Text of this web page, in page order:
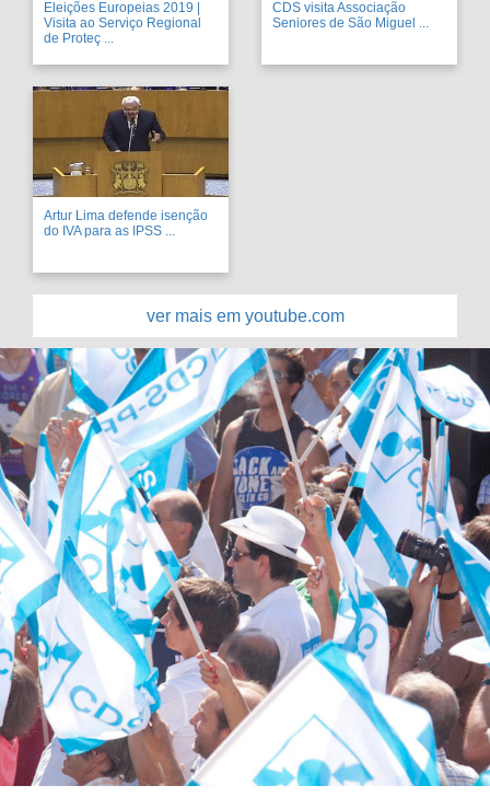
Eleições Europeias 2019 |
Visita ao Serviço Regional
de Proteç ...
CDS visita Associação
Seniores de São Miguel ...
Artur Lima defende isenção
do IVA para as IPSS ...
ver mais em youtube.com